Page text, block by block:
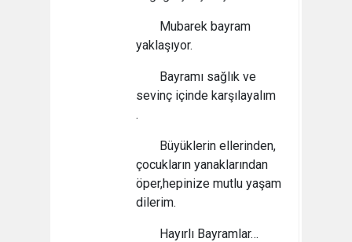
Mubarek bayram
yaklaşıyor.
Bayramı sağlık ve
sevinç içinde karşılayalım
.
Büyüklerin ellerinden,
çocukların yanaklarından
öper,hepinize mutlu yaşam
dilerim.
Hayırlı Bayramlar…